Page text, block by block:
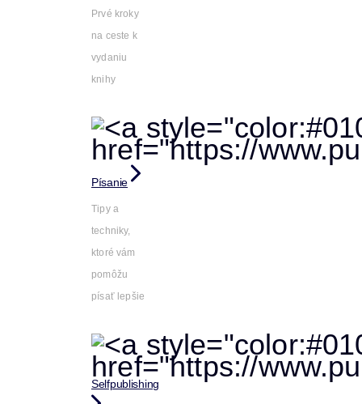
Prvé kroky
na ceste k
vydaniu
knihy
Písanie
Tipy a
techniky,
ktoré vám
pomôžu
písať lepšie
Selfpublishing